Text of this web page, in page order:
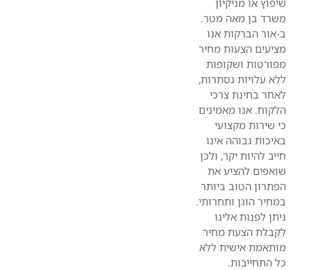
משרד בן מאה מטר.
ב-אור הברקות אנו
מציעים הצעות מחיר
מפורטות ושקופות
ללא עלויות נסתרות,
לאחר בחינת צרכי
הלקוח. אנו מאמינים
כי שירות מקצועי
באיכות גבוהה אינו
חייב להיות יקר, ולכן
שואפים להציע את
הפתרון הטוב ביותר
במחיר הוגן ותחרותי.
ניתן לפנות אלינו
לקבלת הצעת מחיר
מותאמת אישית ללא
כל התחייבות.